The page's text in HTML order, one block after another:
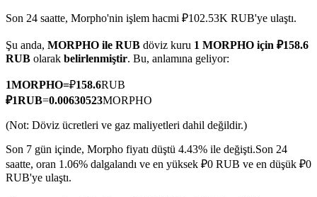
TradFi
Hisse senetleri, döviz, değerli metaller ve emtia türevleri
Son 24 saatte, Morpho'nin işlem hacmi ₽102.53K RUB'ye ulaştı.
Şu anda, MORPHO ile RUB döviz kuru 1 MORPHO için ₽158.6
RUB olarak belirlenmiştir. Bu, anlamına geliyor:
1MORPHO=₽158.6RUB
₽1RUB=0.00630523MORPHO
(Not: Döviz ücretleri ve gaz maliyetleri dahil değildir.)
Son 7 gün içinde, Morpho fiyatı düştü 4.43% ile değişti.Son 24
saatte, oran 1.06% dalgalandı ve en yüksek ₽0 RUB ve en düşük ₽0
RUB'ye ulaştı.